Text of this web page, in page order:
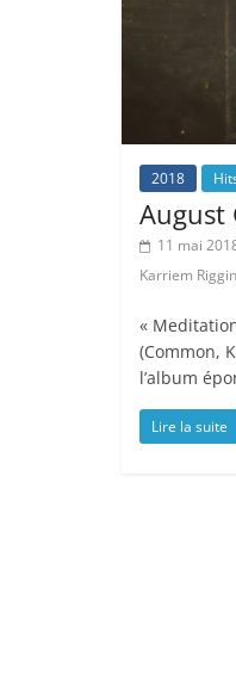
2018
August
11 mai
Karriem
«
(Common,
l’album
Lire la suite